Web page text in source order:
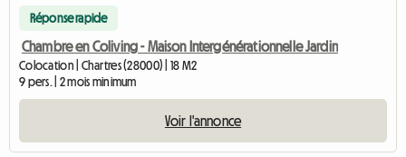
Réponse rapide
Chambre en Coliving - Maison Intergénérationnelle Jardin
Colocation | Chartres (28000) | 18 M2
9 pers. | 2 mois minimum
Voir l'annonce